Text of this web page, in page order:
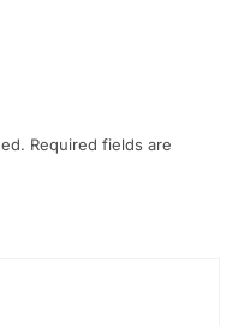
Required fields are